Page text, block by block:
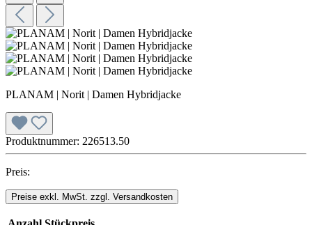
PLANAM | Norit | Damen Hybridjacke
Produktnummer: 226513.50
Preis:
Preise exkl. MwSt. zzgl. Versandkosten